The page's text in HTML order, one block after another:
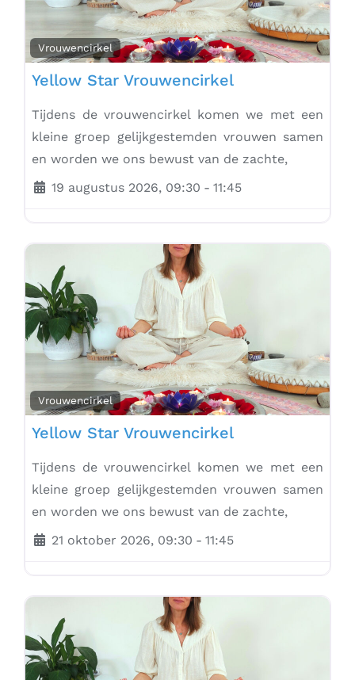
Vrouwencirkel
Yellow Star Vrouwencirkel
Tijdens de vrouwencirkel komen we met een
kleine groep gelijkgestemden vrouwen samen
en worden we ons bewust van de zachte,
19 augustus 2026, 09:30 - 11:45
Vrouwencirkel
Yellow Star Vrouwencirkel
Tijdens de vrouwencirkel komen we met een
kleine groep gelijkgestemden vrouwen samen
en worden we ons bewust van de zachte,
21 oktober 2026, 09:30 - 11:45